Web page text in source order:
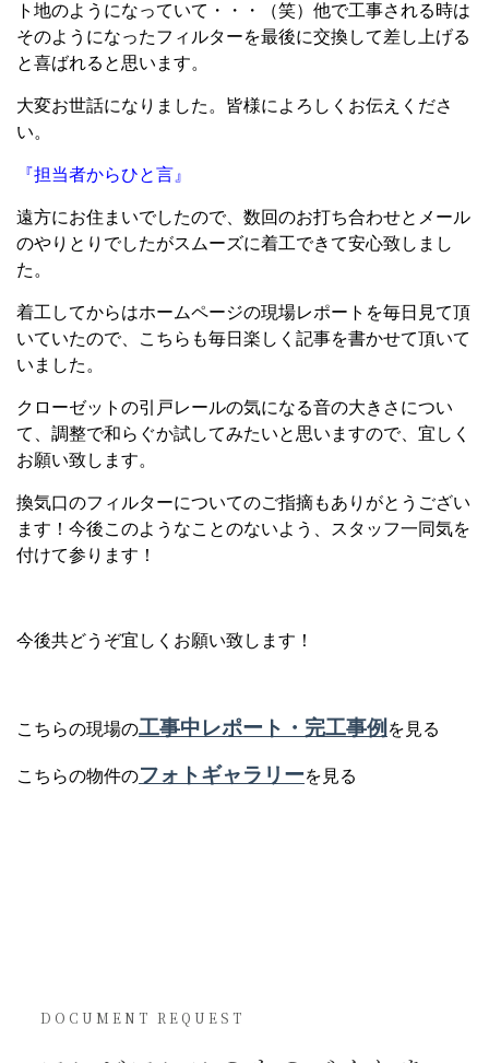
ト地のようになっていて・・・（笑）他で工事される時は
そのようになったフィルターを最後に交換して差し上げる
と喜ばれると思います。
大変お世話になりました。皆様によろしくお伝えくださ
い。
『担当者からひと言』
遠方にお住まいでしたので、数回のお打ち合わせとメール
のやりとりでしたがスムーズに着工できて安心致しまし
た。
着工してからはホームページの現場レポートを毎日見て頂
いていたので、こちらも毎日楽しく記事を書かせて頂いて
いました。
クローゼットの引戸レールの気になる音の大きさについ
て、調整で和らぐか試してみたいと思いますので、宜しく
お願い致します。
換気口のフィルターについてのご指摘もありがとうござい
ます！今後このようなことのないよう、スタッフ一同気を
付けて参ります！
今後共どうぞ宜しくお願い致します！
こちらの現場の工事中レポート・完工事例 を見る
こちらの物件のフォトギャラリーを見る
DOCUMENT REQUEST